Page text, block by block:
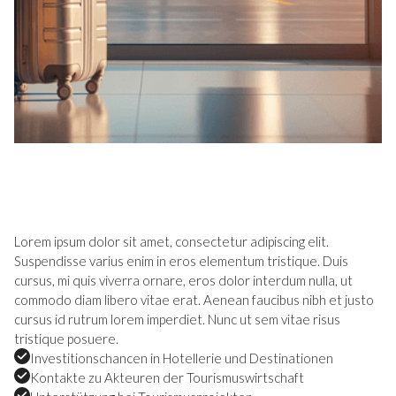
Lorem ipsum dolor sit amet, consectetur adipiscing elit.
Suspendisse varius enim in eros elementum tristique. Duis
cursus, mi quis viverra ornare, eros dolor interdum nulla, ut
commodo diam libero vitae erat. Aenean faucibus nibh et justo
cursus id rutrum lorem imperdiet. Nunc ut sem vitae risus
tristique posuere.
Investitionschancen in Hotellerie und Destinationen
Kontakte zu Akteuren der Tourismuswirtschaft